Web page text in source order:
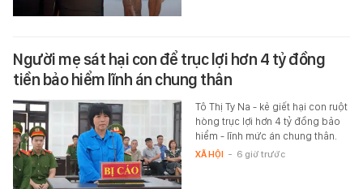
Người mẹ sát hại con để trục lợi hơn 4 tỷ đồng
tiền bảo hiểm lĩnh án chung thân
Tô Thị Ty Na - kẻ giết hại con ruột
hòng trục lợi hơn 4 tỷ đồng bảo
hiểm - lĩnh mức án chung thân.
XÃ HỘI - 6 giờ trước